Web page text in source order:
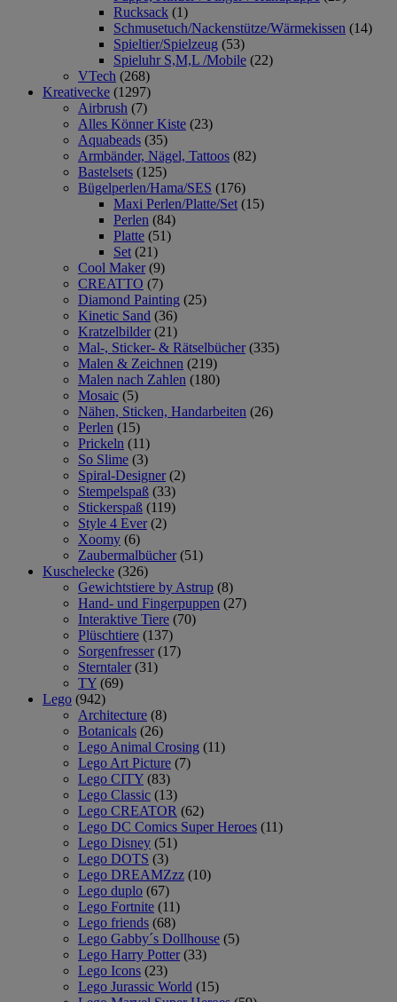
Rucksack (1)
Schmusetuch/Nackenstütze/Wärmekissen (14)
Spieltier/Spielzeug (53)
Spieluhr S,M,L /Mobile (22)
VTech (268)
Kreativecke (1297)
Airbrush (7)
Alles Könner Kiste (23)
Aquabeads (35)
Armbänder, Nägel, Tattoos (82)
Bastelsets (125)
Bügelperlen/Hama/SES (176)
Maxi Perlen/Platte/Set (15)
Perlen (84)
Platte (51)
Set (21)
Cool Maker (9)
CREATTO (7)
Diamond Painting (25)
Kinetic Sand (36)
Kratzelbilder (21)
Mal-, Sticker- & Rätselbücher (335)
Malen & Zeichnen (219)
Malen nach Zahlen (180)
Mosaic (5)
Nähen, Sticken, Handarbeiten (26)
Perlen (15)
Prickeln (11)
So Slime (3)
Spiral-Designer (2)
Stempelspaß (33)
Stickerspaß (119)
Style 4 Ever (2)
Xoomy (6)
Zaubermalbücher (51)
Kuschelecke (326)
Gewichtstiere by Astrup (8)
Hand- und Fingerpuppen (27)
Interaktive Tiere (70)
Plüschtiere (137)
Sorgenfresser (17)
Sterntaler (31)
TY (69)
Lego (942)
Architecture (8)
Botanicals (26)
Lego Animal Crosing (11)
Lego Art Picture (7)
Lego CITY (83)
Lego Classic (13)
Lego CREATOR (62)
Lego DC Comics Super Heroes (11)
Lego Disney (51)
Lego DOTS (3)
Lego DREAMZzz (10)
Lego duplo (67)
Lego Fortnite (11)
Lego friends (68)
Lego Gabby´s Dollhouse (5)
Lego Harry Potter (33)
Lego Icons (23)
Lego Jurassic World (15)